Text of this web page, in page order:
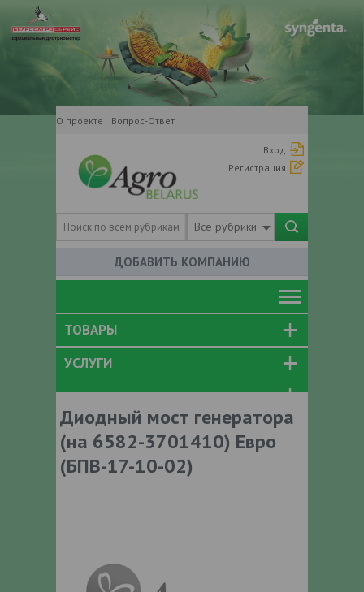
О проекте Вопрос-Ответ
Вход
Регистрация
Все рубрики
ДОБАВИТЬ КОМПАНИЮ
ТОВАРЫ
УСЛУГИ
Диодный мост генератора
(на 6582-3701410) Евро
(БПВ-17-10-02)